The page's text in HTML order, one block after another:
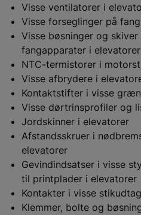
Visse ventilatorer i
Visse forseglinger på
Visse bøsninger og
fangapparater i elevatorer
NTC-termistorer i
Visse afbrydere i
Kontaktstifter i visse
Visse dørtrinsprofiler og
Jordskinner i elevatorer
Afstandsskruer i
elevatorer
Gevindindsatser i visse
til printplader i elevatorer
Kontakter i visse
Klemmer, bolte og